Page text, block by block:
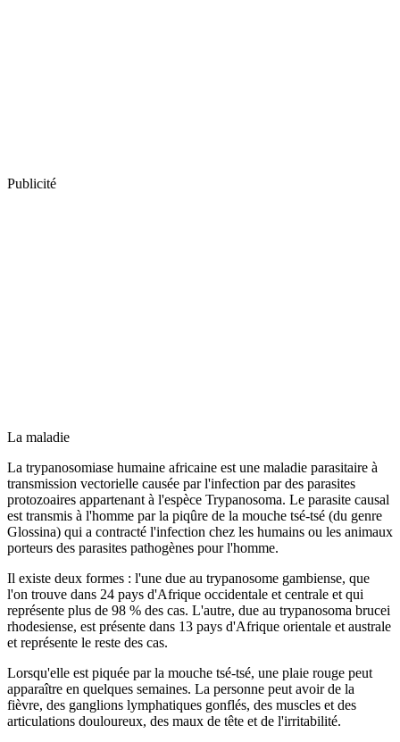
Publicité
La maladie
La trypanosomiase humaine africaine est une maladie parasitaire à
transmission vectorielle causée par l'infection par des parasites
protozoaires appartenant à l'espèce Trypanosoma. Le parasite causal
est transmis à l'homme par la piqûre de la mouche tsé-tsé (du genre
Glossina) qui a contracté l'infection chez les humains ou les animaux
porteurs des parasites pathogènes pour l'homme.
Il existe deux formes : l'une due au trypanosome gambiense, que
l'on trouve dans 24 pays d'Afrique occidentale et centrale et qui
représente plus de 98 % des cas. L'autre, due au trypanosoma brucei
rhodesiense, est présente dans 13 pays d'Afrique orientale et australe
et représente le reste des cas.
Lorsqu'elle est piquée par la mouche tsé-tsé, une plaie rouge peut
apparaître en quelques semaines. La personne peut avoir de la
fièvre, des ganglions lymphatiques gonflés, des muscles et des
articulations douloureux, des maux de tête et de l'irritabilité.